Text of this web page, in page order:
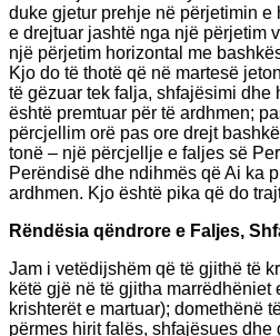
duke gjetur prehje në përjetimin
e drejtuar jashtë nga një përjetim
një përjetim horizontal me
Kjo do të thotë që në martesë
të gëzuar tek falja, shfajësimi dhe
është premtuar për të ardhmen;
përcjellim orë pas ore drejt
tonë – një përcjellje e faljes së
Perëndisë dhe ndihmës që Ai ka
ardhmen. Kjo është pika që do
Rëndësia qëndrore e Faljes,
Jam i vetëdijshëm që të gjithë të
këtë gjë në të gjitha marrëdhëniet
krishterët e martuar); domethënë
përmes hirit falës, shfajësues dhe